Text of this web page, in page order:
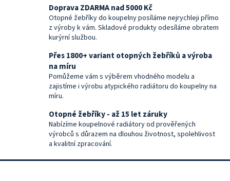
Doprava ZDARMA nad 5000 Kč
Otopné žebříky do koupelny posíláme nejrychleji přímo
z výroby k vám. Skladové produkty odesíláme obratem
kurýrní službou.
Přes 1800+ variant otopných žebříků a výroba
na míru
Pomůžeme vám s výběrem vhodného modelu a
zajistíme i výrobu atypického radiátoru do koupelny na
míru.
Otopné žebříky - až 15 let záruky
Nabízíme koupelnové radiátory od prověřených
výrobců s důrazem na dlouhou životnost, spolehlivost
a kvalitní zpracování.
Z